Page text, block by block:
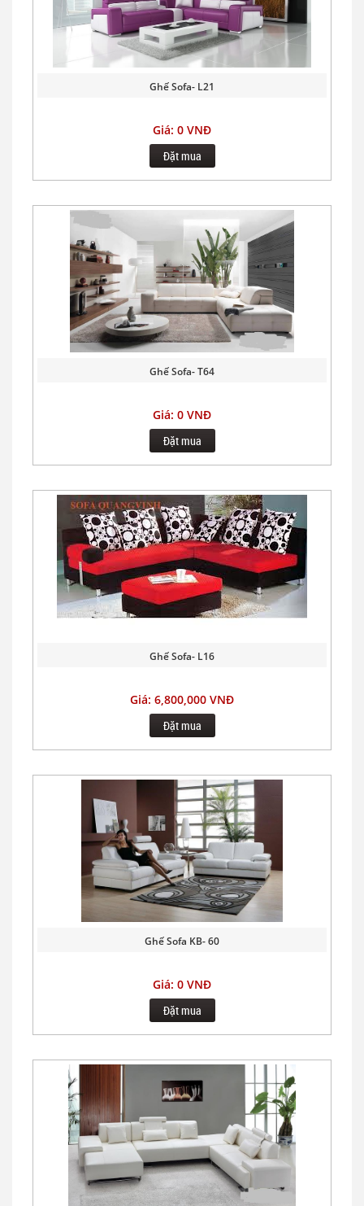
Ghế Sofa- L21
Giá: 0 VNĐ
Đặt mua
Ghế Sofa- T64
Giá: 0 VNĐ
Đặt mua
Ghế Sofa- L16
Giá: 6,800,000 VNĐ
Đặt mua
Ghế Sofa KB- 60
Giá: 0 VNĐ
Đặt mua